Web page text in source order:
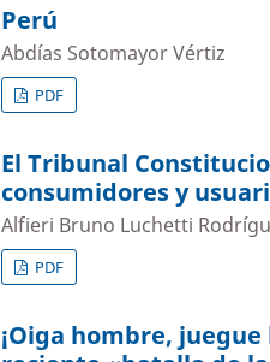
Perú
Abdías Sotomayor Vértiz
PDF
El Tribunal
consumidores y
Alfieri Bruno Luchetti
PDF
¡Oiga hombre,